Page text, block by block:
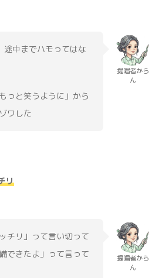
途中までハモってはな
っと笑うように」から
ワした
提唱者から
ん
リ
チリ」って言い切って
できたよ」って言って
提唱者から
ん